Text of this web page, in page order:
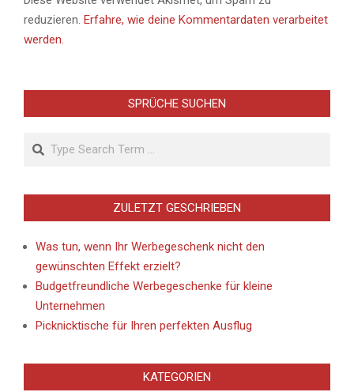
reduzieren. Erfahre, wie deine Kommentardaten verarbeitet
werden.
SPRÜCHE SUCHEN
Search
ZULETZT GESCHRIEBEN
Was tun, wenn Ihr Werbegeschenk nicht den
gewünschten Effekt erzielt?
Budgetfreundliche Werbegeschenke für kleine
Unternehmen
Picknicktische für Ihren perfekten Ausflug
KATEGORIEN